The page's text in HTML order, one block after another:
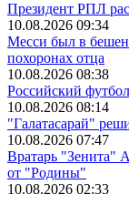
Президент РПЛ
10.08.2026 09:34
Месси был в
похоронах отца
10.08.2026 08:38
Российский
10.08.2026 08:14
"Галатасарай"
10.08.2026 07:47
Вратарь "Зенита"
от "Родины"
10.08.2026 02:33